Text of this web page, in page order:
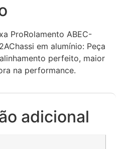
ProRolamento ABEC-
em alumínio: Peça
perfeito, maior
na performance.
adicional